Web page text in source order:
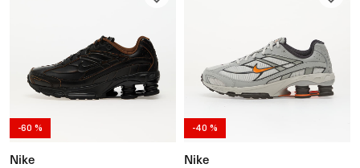
-60 %
Nike
-40 %
Nike